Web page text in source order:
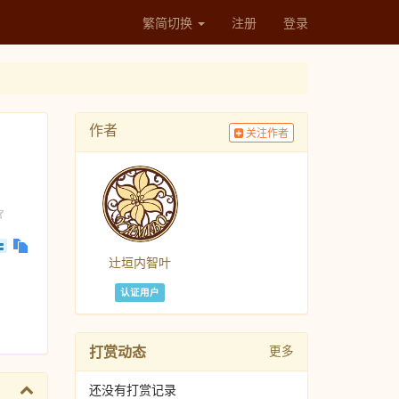
繁简切换 注册 登录
作者 关注作者
辻垣内智叶
认证用户
打赏动态 更多
还没有打赏记录